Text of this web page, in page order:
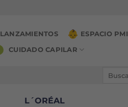
LANZAMIENTOS ESPACIO PMI
CUIDADO CAPILAR
L´ORÉAL